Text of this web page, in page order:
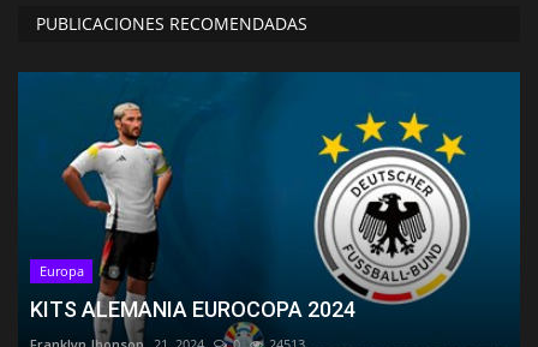
PUBLICACIONES RECOMENDADAS
Europa
KITS ALEMANIA EUROCOPA 2024